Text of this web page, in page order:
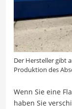
Der Hersteller gibt
Produktion des
Wenn Sie eine
haben Sie